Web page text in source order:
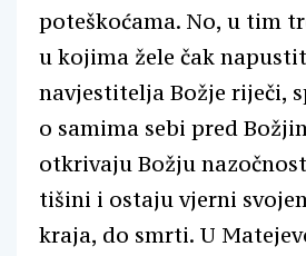
poteškoćama. No, u tim
u kojima žele čak
navjestitelja Božje riječi,
o samima sebi pred
otkrivaju Božju
tišini i ostaju vjerni
kraja, do smrti. U